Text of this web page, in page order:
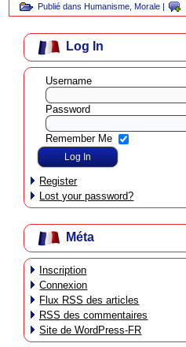
Publié dans Humanisme Morale |
Log In
Username
Password
Remember Me
Register
Lost your password?
Méta
Inscription
Connexion
Flux RSS des articles
RSS des commentaires
Site de WordPress-FR